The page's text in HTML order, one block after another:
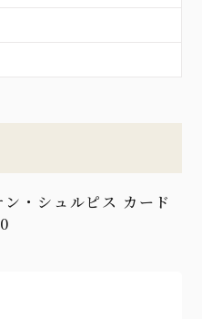
・シュルピス カード